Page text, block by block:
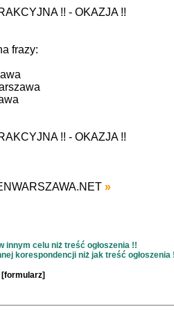
!! - OKAZJA !!
frazy:
!! - OKAZJA !!
»
innym celu niż treść ogłoszenia !!
korespondencji niż jak treść ogłoszenia
[formularz]